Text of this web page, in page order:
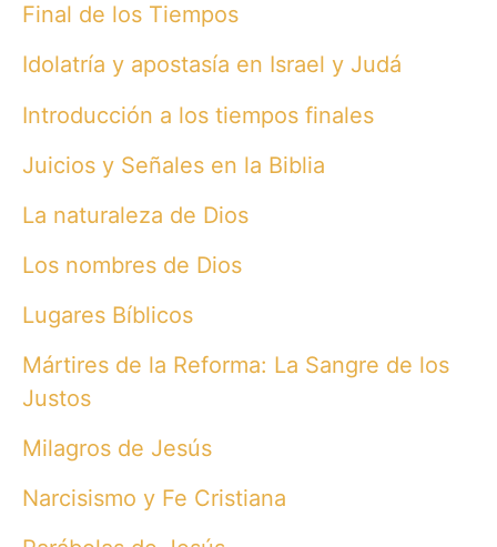
Final de los Tiempos
Idolatría y apostasía en Israel y Judá
Introducción a los tiempos finales
Juicios y Señales en la Biblia
La naturaleza de Dios
Los nombres de Dios
Lugares Bíblicos
Mártires de la Reforma: La Sangre de los
Justos
Milagros de Jesús
Narcisismo y Fe Cristiana